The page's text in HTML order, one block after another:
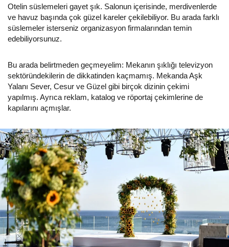
Otelin süslemeleri gayet şık. Salonun içerisinde, merdivenlerde
ve havuz başında çok güzel kareler çekilebiliyor. Bu arada farklı
süslemeler isterseniz organizasyon firmalarından temin
edebiliyorsunuz.
Bu arada belirtmeden geçmeyelim: Mekanın şıklığı televizyon
sektöründekilerin de dikkatinden kaçmamış. Mekanda Aşk
Yalanı Sever, Cesur ve Güzel gibi birçok dizinin çekimi
yapılmış. Ayrıca reklam, katalog ve röportaj çekimlerine de
kapılarını açmışlar.